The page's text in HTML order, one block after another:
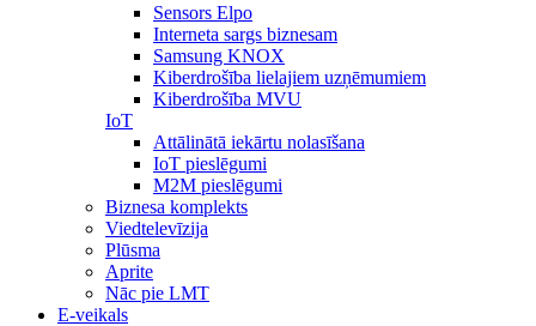
Sensors Elpo
Interneta sargs biznesam
Samsung KNOX
Kiberdrošība lielajiem uzņēmumiem
Kiberdrošība MVU
IoT
Attālinātā iekārtu nolasīšana
IoT pieslēgumi
M2M pieslēgumi
Biznesa komplekts
Viedtelevīzija
Plūsma
Aprite
Nāc pie LMT
E-veikals